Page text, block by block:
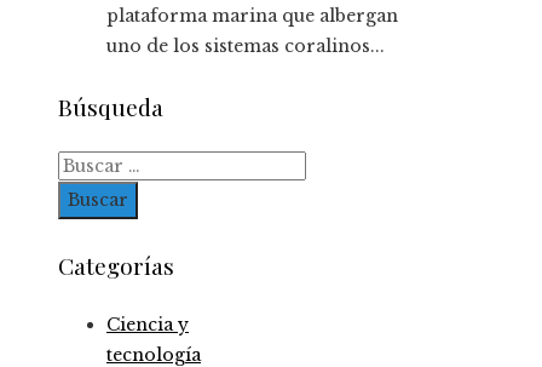
plataforma marina que albergan
uno de los sistemas coralinos...
Búsqueda
Buscar:
Categorías
Ciencia y
tecnología